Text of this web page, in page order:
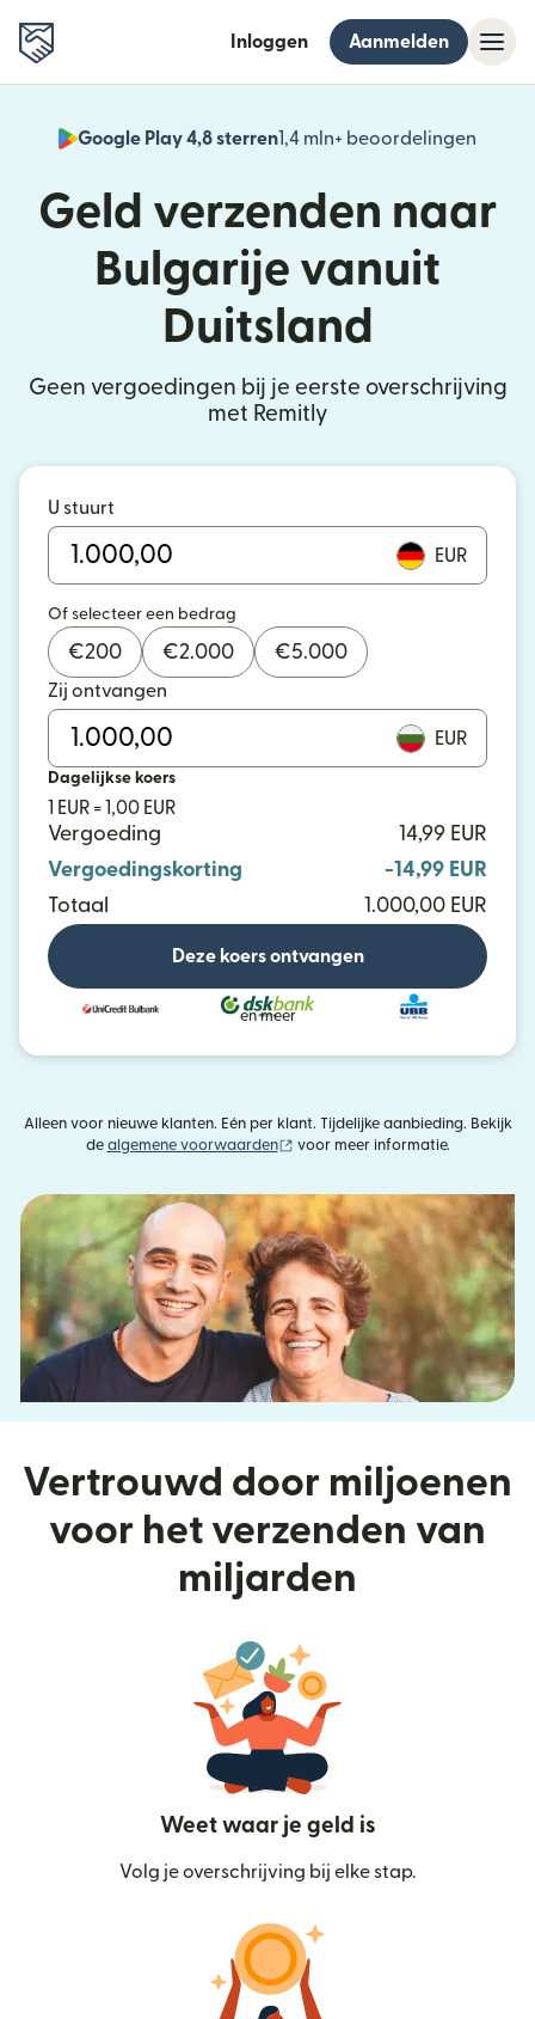
Inloggen Aanmelden
Google Play 4,8 sterren1,4 mln+ beoordelingen
Geld verzenden naar
Bulgarije vanuit
Duitsland
Geen vergoedingen bij je eerste overschrijving
met Remitly
U stuurt
EUR
Of selecteer een bedrag
€200 €2.000 €5.000
Zij ontvangen
EUR
Dagelijkse koers
1 EUR = 1,00 EUR
Vergoeding
14,99 EUR
Vergoedingskorting
-14,99 EUR
Totaal
1.000,00 EUR
Deze koers ontvangen
en meer
Alleen voor nieuwe klanten. Eén per klant. Tijdelijke aanbieding. Bekijk
de algemene voorwaarden (wordt geopend in een nieuw
voor meer informatie.
Vertrouwd door miljoenen
voor het verzenden van
miljarden
Weet waar je geld is
Volg je overschrijving bij elke stap.